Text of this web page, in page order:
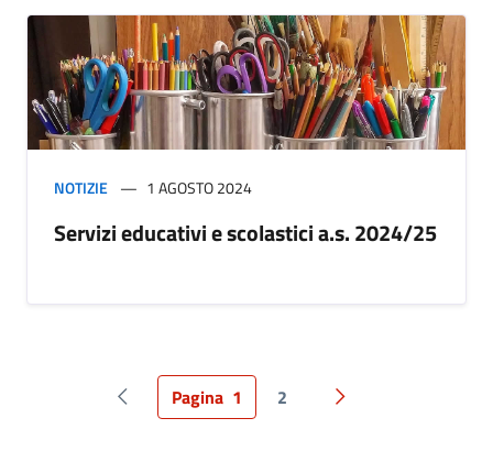
NOTIZIE 1 AGOSTO 2024
Servizi educativi e scolastici a.s. 2024/25
Pagina precedente
Pagina 1 2 Pagina successiva